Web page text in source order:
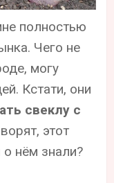
полностью
Чего не
могу
Кстати, они
свеклу с
этот
нём знали?